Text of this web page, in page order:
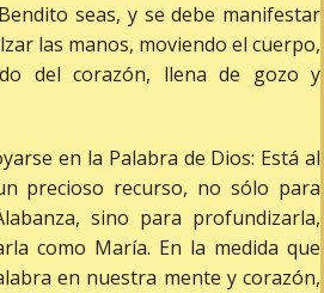
seas, y se debe manifestar
las manos, moviendo el cuerpo,
del corazón, llena de gozo y
en la Palabra de Dios: Está al
precioso recurso, no sólo para
sino para profundizarla,
como María. En la medida que
en nuestra mente y corazón,